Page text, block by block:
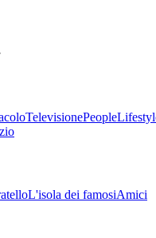
TelevisionePeople
L'isola dei famosiAmici